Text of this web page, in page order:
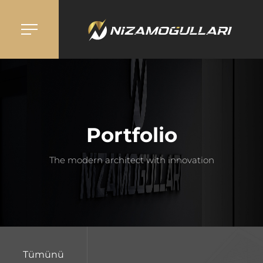
Portfolio
The modern architect with innovation
Tümünü